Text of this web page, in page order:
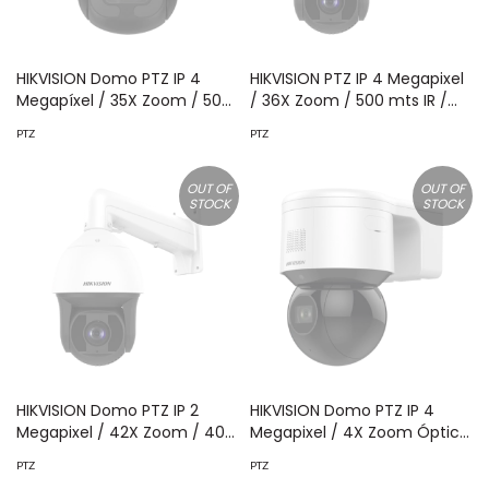
HIKVISION Domo PTZ IP 4
Megapíxel / 35X Zoom / 500
DARKFIGHTER X /
Autotracking 3.0 / Wiper /
IP67 / Entrada y Salida de
Audio y Alarma / microSD
MOD: DS-2DF9C435IHS-
PTZ
HIKVISION PTZ IP 4 Megapixel
/ 36X Zoom / 500 mts IR /
140 dB / Hi-PoE / EIS /
Detección de Rostros / IP67
/ IK10 / Rapid Focus / MicroSD
MOD: DS-2DF8436IX-AEL(T3)
PTZ
OUT OF
STOCK
HIKVISION Domo PTZ IP 2
Megapixel / 42X Zoom / 400
/ WDR 140 dB / Hi-PoE / EIS /
PTZ
OUT OF
STOCK
HIKVISION Domo PTZ IP 4
Megapixel / 4X Zoom Óptico
Estroboscópica / Sirena
PTZ